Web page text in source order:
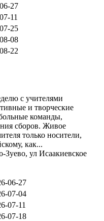
27
11
25
08
22
с учителями
и творческие
команды,
сборов. Живое
только носители,
как...
Зуево, ул Исаакиевское
06-27
07-04
07-11
07-18